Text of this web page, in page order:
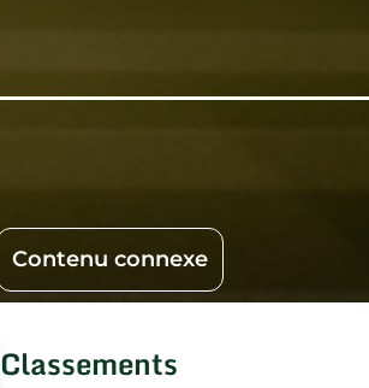
Contenu connexe
Classements